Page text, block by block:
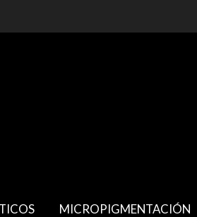
MICROPIGMENTACIÓN